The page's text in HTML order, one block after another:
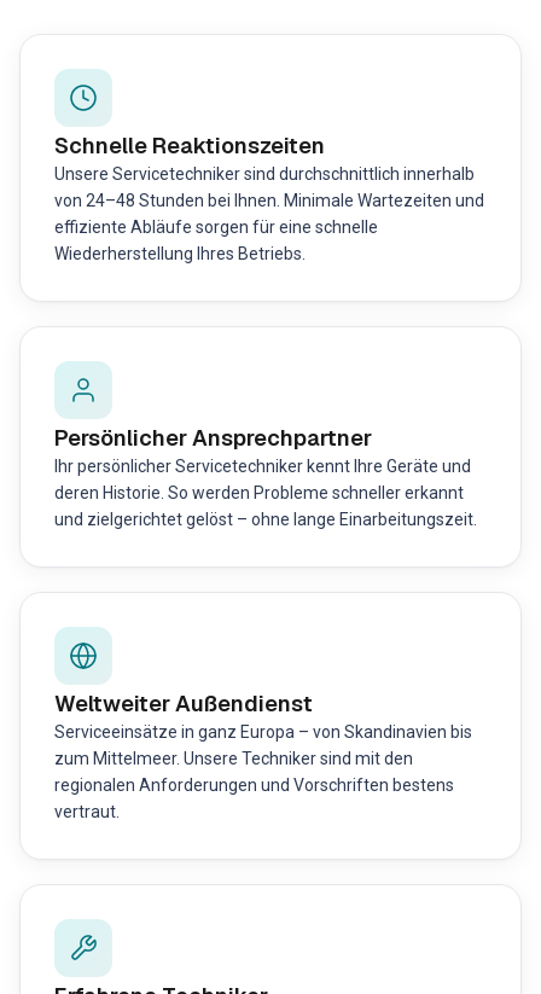
Schnelle Reaktionszeiten
Unsere Servicetechniker sind durchschnittlich innerhalb
von 24–48 Stunden bei Ihnen. Minimale Wartezeiten und
effiziente Abläufe sorgen für eine schnelle
Wiederherstellung Ihres Betriebs.
Persönlicher Ansprechpartner
Ihr persönlicher Servicetechniker kennt Ihre Geräte und
deren Historie. So werden Probleme schneller erkannt
und zielgerichtet gelöst – ohne lange Einarbeitungszeit.
Weltweiter Außendienst
Serviceeinsätze in ganz Europa – von Skandinavien bis
zum Mittelmeer. Unsere Techniker sind mit den
regionalen Anforderungen und Vorschriften bestens
vertraut.